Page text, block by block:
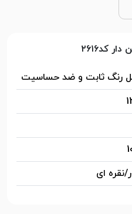
کد۲۶۱۶
رنگ ثابت و ضد حساسیت
نقره ای